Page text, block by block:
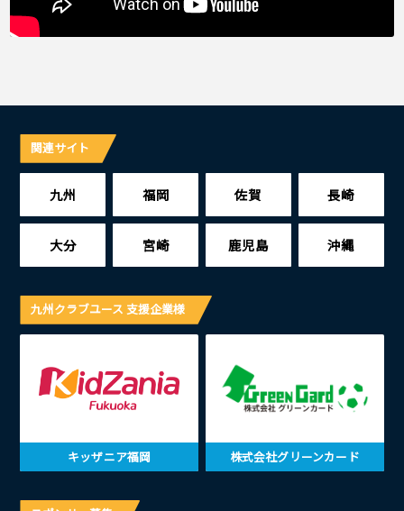
関連サイト
九州 福岡 佐賀 長崎
大分 宮崎 鹿児島 沖縄
九州クラブユース 支援企業様
キッザニア福岡 株式会社グリーンカード